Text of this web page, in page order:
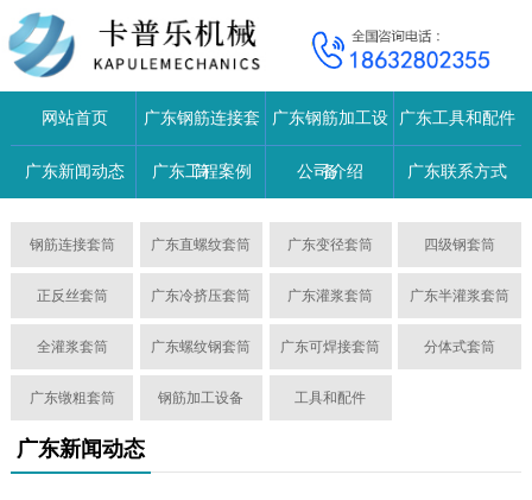
网站首页 广东钢筋连接套
筒
广东钢筋加工设
备
广东工具和配件
广东新闻动态 广东工程案例 公司介绍 广东联系方式
钢筋连接套筒 广东直螺纹套筒 广东变径套筒 四级钢套筒
正反丝套筒 广东冷挤压套筒 广东灌浆套筒 广东半灌浆套筒
全灌浆套筒 广东螺纹钢套筒 广东可焊接套筒 分体式套筒
广东镦粗套筒 钢筋加工设备 工具和配件
广东新闻动态